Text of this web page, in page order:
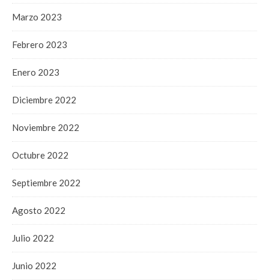
Marzo 2023
Febrero 2023
Enero 2023
Diciembre 2022
Noviembre 2022
Octubre 2022
Septiembre 2022
Agosto 2022
Julio 2022
Junio 2022